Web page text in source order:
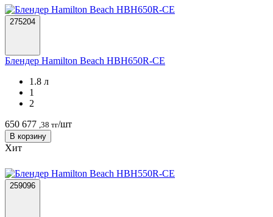
275204
Блендер Hamilton Beach HBH650R-СЕ
1.8 л
1
2
650 677 ,38 тг/шт
В корзину
Хит
259096